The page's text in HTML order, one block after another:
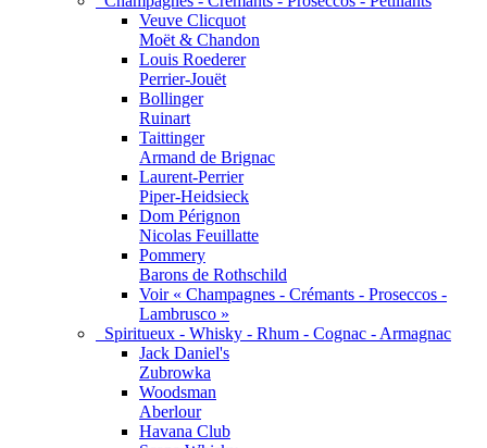
Veuve Clicquot
Moët & Chandon
Louis Roederer
Perrier-Jouët
Bollinger
Ruinart
Taittinger
Armand de Brignac
Laurent-Perrier
Piper-Heidsieck
Dom Pérignon
Nicolas Feuillatte
Pommery
Barons de Rothschild
Voir « Champagnes - Crémants - Proseccos -
Lambrusco »
Spiritueux - Whisky - Rhum - Cognac - Armagnac
Jack Daniel's
Zubrowka
Woodsman
Aberlour
Havana Club